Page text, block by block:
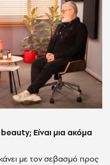
beauty; Είναι μια ακόμα
με τον σεβασμό προς